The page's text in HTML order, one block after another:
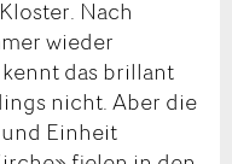
Nach
wieder
das brillant
nicht. Aber die
Einheit